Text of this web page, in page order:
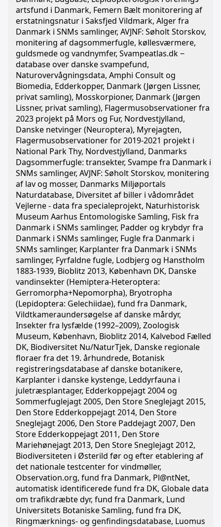
artsfund i Danmark, Femern Bælt monitorering af
erstatningsnatur i Saksfjed Vildmark, Alger fra
Danmark i SNMs samlinger, AVJNF: Søholt Storskov,
monitering af dagsommerfugle, køllesværmere,
guldsmede og vandnymfer, Svampeatlas.dk ‒
database over danske svampefund,
Naturovervågningsdata, Amphi Consult og
Biomedia, Edderkopper, Danmark (Jørgen Lissner,
privat samling), Mosskorpioner, Danmark (Jørgen
Lissner, privat samling), Flagermusobservationer fra
2023 projekt på Mors og Fur, Nordvestjylland,
Danske netvinger (Neuroptera), Myrejagten,
Flagermusobservationer for 2019-2021 projekt i
National Park Thy, Nordvestjylland, Danmarks
Dagsommerfugle: transekter, Svampe fra Danmark i
SNMs samlinger, AVJNF: Søholt Storskov, monitering
af lav og mosser, Danmarks Miljøportals
Naturdatabase, Diversitet af biller i vådområdet
Vejlerne - data fra specialeprojekt, Naturhistorisk
Museum Aarhus Entomologiske Samling, Fisk fra
Danmark i SNMs samlinger, Padder og krybdyr fra
Danmark i SNMs samlinger, Fugle fra Danmark i
SNMs samlinger, Karplanter fra Danmark i SNMs
samlinger, Fyrfaldne fugle, Lodbjerg og Hanstholm
1883-1939, Bioblitz 2013, København DK, Danske
vandinsekter (Hemiptera-Heteroptera:
Gerromorpha+Nepomorpha), Bryotropha
(Lepidoptera: Gelechiidae), fund fra Danmark,
Vildtkameraundersøgelse af danske mårdyr,
Insekter fra lysfælde (1992–2009), Zoologisk
Museum, København, Bioblitz 2014, Kalvebod Fælled
DK, Biodiversitet Nu/NaturTjek, Danske regionale
floraer fra det 19. århundrede, Botanisk
registreringsdatabase af danske botanikere,
Karplanter i danske kystenge, Leddyrfauna i
juletræsplantager, Edderkoppejagt 2004 og
Sommerfuglejagt 2005, Den Store Sneglejagt 2015,
Den Store Edderkoppejagt 2014, Den Store
Sneglejagt 2006, Den Store Paddejagt 2007, Den
Store Edderkoppejagt 2011, Den Store
Mariehønejagt 2013, Den Store Sneglejagt 2012,
Biodiversiteten i Østerild før og efter etablering af
det nationale testcenter for vindmøller,
Observation.org, fund fra Danmark, Pl@ntNet,
automatisk identificerede fund fra DK, Globale data
om trafikdræbte dyr, fund fra Danmark, Lund
Universitets Botaniske Samling, fund fra DK,
Ringmærknings- og genfindingsdatabase, Luomus